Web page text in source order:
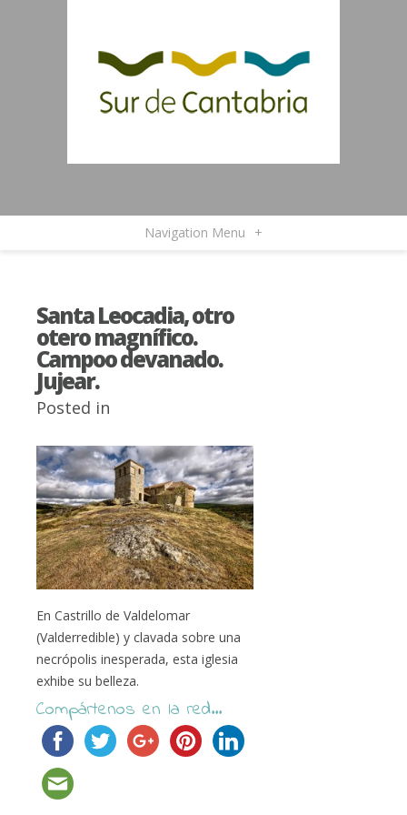
Navigation Menu +
Santa Leocadia, otro
otero magnífico.
Campoo devanado.
Jujear.
Posted in
En Castrillo de Valdelomar
(Valderredible) y clavada sobre una
necrópolis inesperada, esta iglesia
exhibe su belleza.
Compártenos en la red...